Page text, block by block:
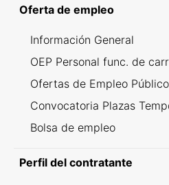
Oferta de empleo
Información General
OEP Personal func. de
Ofertas de Empleo
Convocatoria Plazas
Bolsa de empleo
Perfil del contratante